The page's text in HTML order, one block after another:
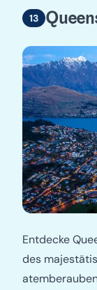
Entdecke
des